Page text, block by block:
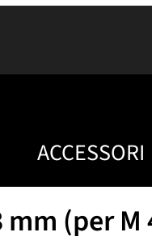
ACCESSORI
mm (per M